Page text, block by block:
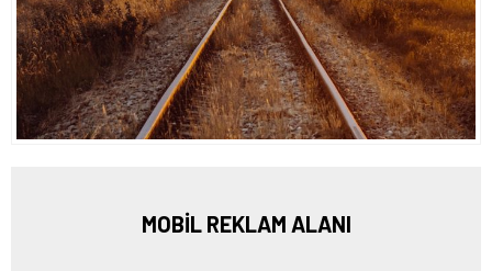
MOBİL REKLAM ALANI